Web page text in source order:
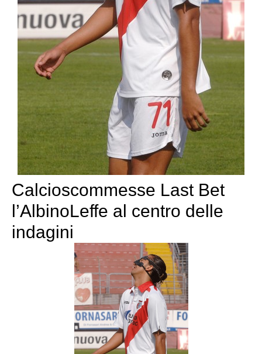
Calcioscommesse Last Bet
l’AlbinoLeffe al centro delle
indagini